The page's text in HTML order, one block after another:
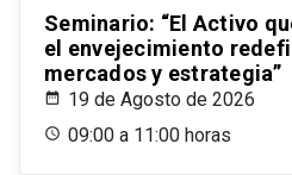
Seminario: “El Activo
el envejecimiento
mercados y estrategia”
19 de Agosto de 2026
09:00 a 11:00 horas